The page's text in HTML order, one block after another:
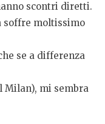
scontri diretti.
soffre moltissimo
se a differenza
Milan), mi sembra